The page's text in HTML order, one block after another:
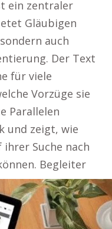
ein zentraler
Gläubigen
auch
Der Text
für viele
Vorzüge sie
Parallelen
und zeigt, wie
ihrer Suche nach
Begleiter